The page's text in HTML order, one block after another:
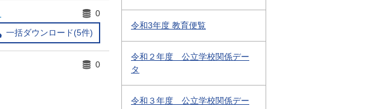
一括ダウンロード(5件)
0
0
令和3年度 教育便覧
令和２年度 公立学校関係デー
タ
令和３年度 公立学校関係デー